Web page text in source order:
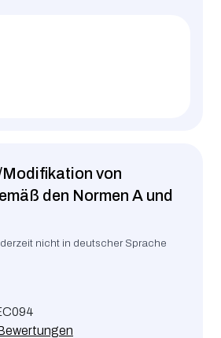
von
den Normen A und
nicht in deutscher Sprache